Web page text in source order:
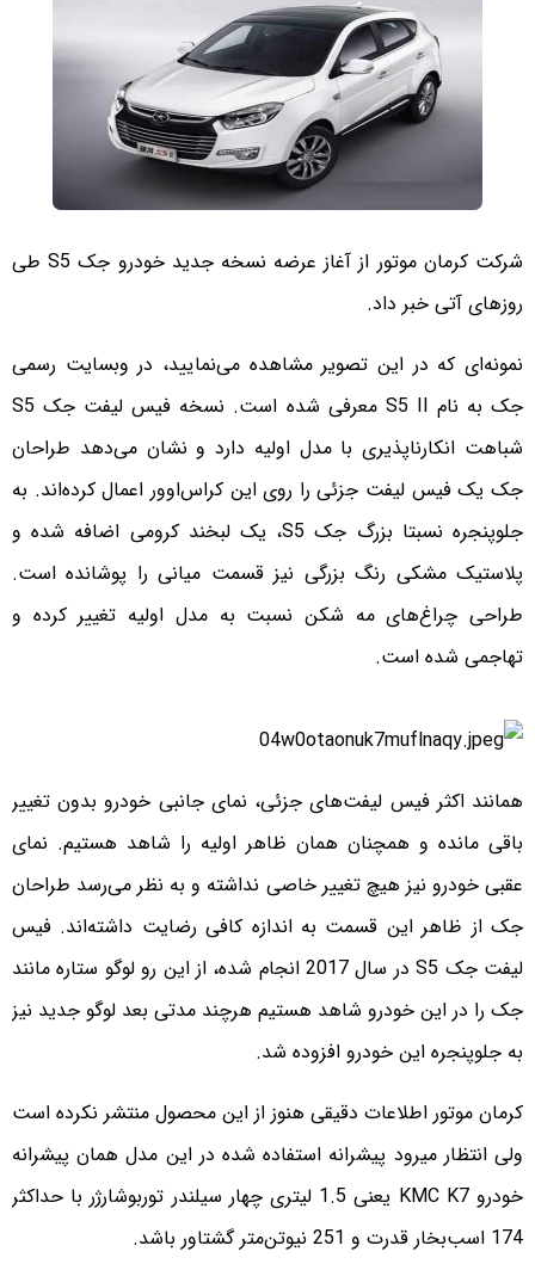
شرکت کرمان موتور از آغاز عرضه نسخه جدید خودرو جک S5 طی
روزهای آتی خبر داد.
نمونه‌ای که در این تصویر مشاهده می‌نمایید، در وبسایت رسمی
جک به نام S5 II معرفی شده است. نسخه فیس لیفت جک S5
شباهت انکارناپذیری با مدل اولیه دارد و نشان می‌دهد طراحان
جک یک فیس لیفت جزئی را روی این کراس‌اوور اعمال کرده‌اند. به
جلوپنجره نسبتا بزرگ جک S5، یک لبخند کرومی اضافه شده و
پلاستیک مشکی رنگ بزرگی نیز قسمت میانی را پوشانده است.
طراحی چراغ‌های مه شکن نسبت به مدل اولیه تغییر کرده و
تهاجمی شده است.
همانند اکثر فیس لیفت‌های جزئی، نمای جانبی خودرو بدون تغییر
باقی مانده و همچنان همان ظاهر اولیه را شاهد هستیم. نمای
عقبی خودرو نیز هیچ تغییر خاصی نداشته و به نظر می‌رسد طراحان
جک از ظاهر این قسمت به اندازه کافی رضایت داشته‌اند. فیس
لیفت جک S5 در سال 2017 انجام شده، از این رو لوگو ستاره مانند
جک را در این خودرو شاهد هستیم هرچند مدتی بعد لوگو جدید نیز
به جلوپنجره این خودرو افزوده شد.
کرمان موتور اطلاعات دقیقی هنوز از این محصول منتشر نکرده است
ولی انتظار میرود پیشرانه استفاده شده در این مدل همان پیشرانه
خودرو KMC K7 یعنی 1.5 لیتری چهار سیلندر توربوشارژر با حداکثر
174 اسب‌بخار قدرت و 251 نیوتن‌متر گشتاور باشد.